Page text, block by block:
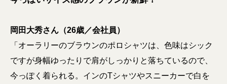
岡田大秀さん（26歳／会社員）
「オーラリーのブラウンのポロシャツは、色味はシック
ですが身幅ゆったりで肩がしっかりと落ちているので、
今っぽく着られる。インのTシャツやスニーカーで白を